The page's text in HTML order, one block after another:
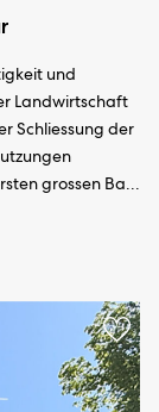
und
Landwirtschaft
Schliessung der
grossen Ba...